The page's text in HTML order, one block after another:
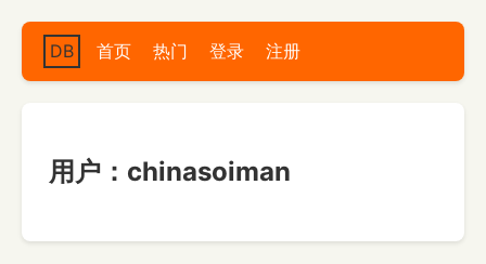
DB 首页 热门 登录 注册
用户：chinasoiman